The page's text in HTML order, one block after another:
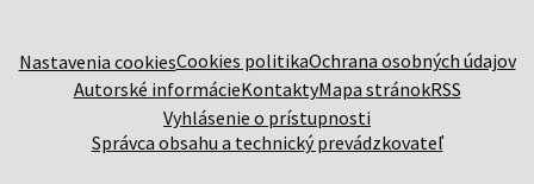
Nastavenia cookiesCookies politikaOchrana osobných údajov
Autorské informácieKontaktyMapa stránokRSS
Vyhlásenie o prístupnosti
Správca obsahu a technický prevádzkovateľ